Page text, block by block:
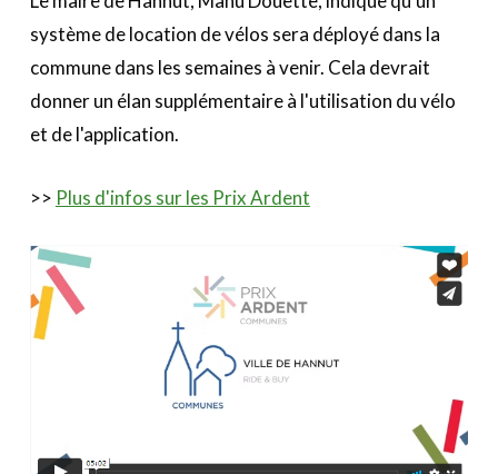
système de location de vélos sera déployé dans la
commune dans les semaines à venir. Cela devrait
donner un élan supplémentaire à l'utilisation du vélo
et de l'application.
>> Plus d'infos sur les Prix Ardent